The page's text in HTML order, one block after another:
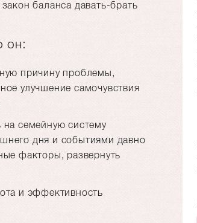
баланса давать-брать
он:
причину проблемы,
улучшение самочувствия
на семейную систему
дня и событиями давно
факторы, развернуть
и эффективность